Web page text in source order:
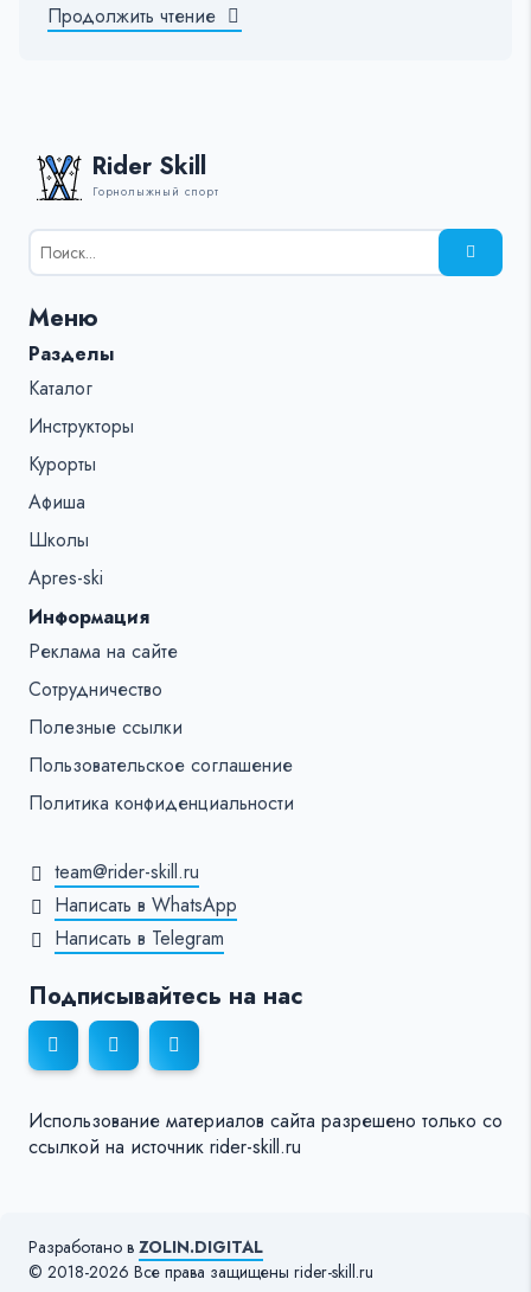
Продолжить чтение
Rider Skill
Горнолыжный спорт
Результаты
поиска
%s:
Меню
Разделы
Каталог
Инструкторы
Курорты
Афиша
Школы
Apres-ski
Информация
Реклама на сайте
Сотрудничество
Полезные ссылки
Пользовательское соглашение
Политика конфиденциальности
team@rider-skill.ru
Написать в WhatsApp
Написать в Telegram
Подписывайтесь на нас
Использование материалов сайта разрешено только со
ссылкой на источник rider-skill.ru
Разработано в ZOLIN.DIGITAL
© 2018-2026 Все права защищены rider-skill.ru